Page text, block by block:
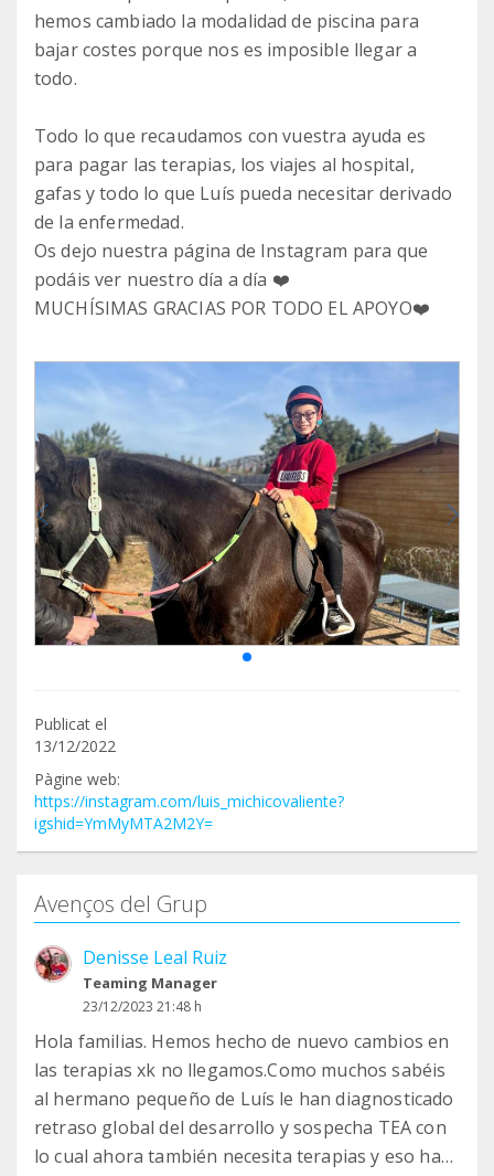
hemos cambiado la modalidad de piscina para
bajar costes porque nos es imposible llegar a
todo.
Todo lo que recaudamos con vuestra ayuda es
para pagar las terapias, los viajes al hospital,
gafas y todo lo que Luís pueda necesitar derivado
de la enfermedad.
Os dejo nuestra página de Instagram para que
podáis ver nuestro día a día ❤️
MUCHÍSIMAS GRACIAS POR TODO EL APOYO❤️
Publicat el
13/12/2022
Pàgine web:
https://instagram.com/luis_michicovaliente?
igshid=YmMyMTA2M2Y=
Avenços del Grup
Denisse Leal Ruiz
Teaming Manager
23/12/2023 21:48 h
Hola familias. Hemos hecho de nuevo cambios en
las terapias xk no llegamos.Como muchos sabéis
al hermano pequeño de Luís le han diagnosticado
retraso global del desarrollo y sospecha TEA con
lo cual ahora también necesita terapias y eso hace